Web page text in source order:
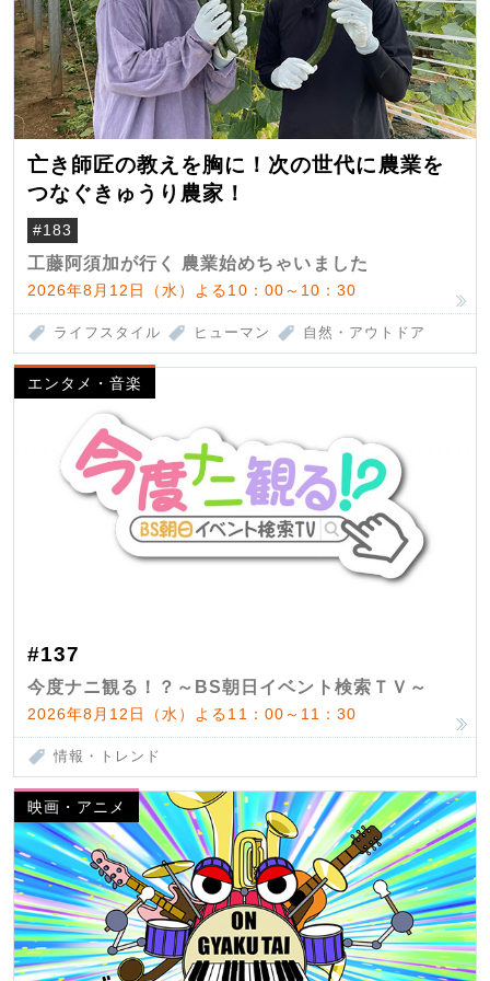
亡き師匠の教えを胸に！次の世代に農業を
つなぐきゅうり農家！
#183
工藤阿須加が行く 農業始めちゃいました
2026年8月12日（水）よる10：00～10：30
ライフスタイル ヒューマン 自然・アウトドア
エンタメ・音楽
#137
今度ナニ観る！？～BS朝日イベント検索ＴＶ～
2026年8月12日（水）よる11：00～11：30
情報・トレンド
映画・アニメ